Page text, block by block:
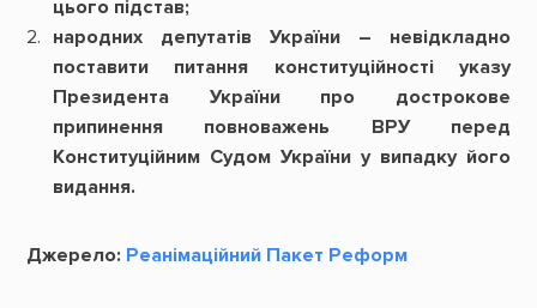
цього підстав;
народних депутатів України – невідкладно
поставити питання конституційності указу
Президента України про дострокове
припинення повноважень ВРУ перед
Конституційним Судом України у випадку його
видання.
Джерело: Реанімаційний Пакет Реформ